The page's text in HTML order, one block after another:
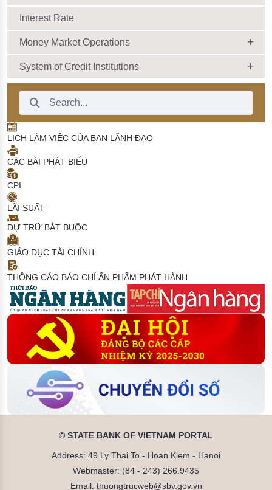
Interest Rate
Money Market Operations
System of Credit Institutions
Search Bar
LỊCH LÀM VIỆC CỦA BAN LÃNH ĐẠO
CÁC BÀI PHÁT BIỂU
CPI
LÃI SUẤT
DỰ TRỮ BẮT BUỘC
GIÁO DỤC TÀI CHÍNH
THÔNG CÁO BÁO CHÍ ẤN PHẨM PHÁT HÀNH
© STATE BANK OF VIETNAM PORTAL
Address: 49 Ly Thai To - Hoan Kiem - Hanoi
Webmaster: (84 - 243) 266.9435
Email: thuongtrucweb@sbv.gov.vn